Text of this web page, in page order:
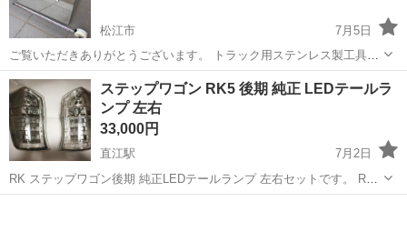
松江市
7月5日
ご覧いただきありがとうございます。 トラック用ステンレス製工具箱
です。 使用頻度かなり少ないので、綺麗です。 取り引きの早い方を優
先させていただきます。 よろしくお願いいたします。
島根 松江市 外装、車外用品 工具箱
ステップワゴン RK5 後期 純正 LEDテールラ
ンプ 左右
33,000円
直江駅
7月2日
RK ステップワゴン後期 純正LEDテールランプ 左右セットです。 RK1
RK2 RK5 RK6 スパーダ対応。 後期特有のクリアLEDデザインです。